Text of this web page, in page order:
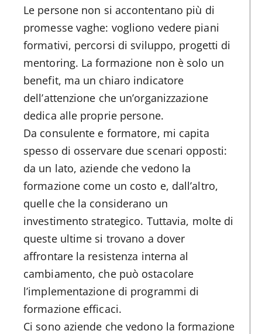
Le persone non si accontentano più di
promesse vaghe: vogliono vedere piani
formativi, percorsi di sviluppo, progetti di
mentoring. La formazione non è solo un
benefit, ma un chiaro indicatore
dell’attenzione che un’organizzazione
dedica alle proprie persone.
Da consulente e formatore, mi capita
spesso di osservare due scenari opposti:
da un lato, aziende che vedono la
formazione come un costo e, dall’altro,
quelle che la considerano un
investimento strategico. Tuttavia, molte di
queste ultime si trovano a dover
affrontare la resistenza interna al
cambiamento, che può ostacolare
l’implementazione di programmi di
formazione efficaci.
Ci sono aziende che vedono la formazione